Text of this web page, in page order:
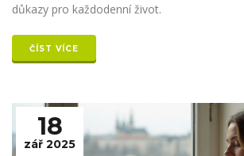
důkazy pro každodenní život.
ČÍST VÍCE
18
zář 2025